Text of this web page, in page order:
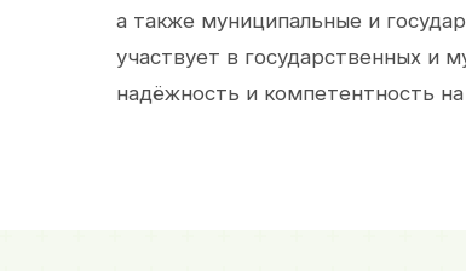
а также муниципальные и
участвует в государственных и
надёжность и компетентность